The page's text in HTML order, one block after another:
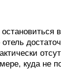
куда не